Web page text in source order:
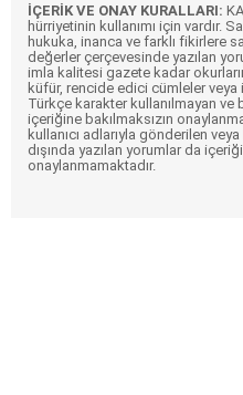
İÇERİK VE ONAY KURALLARI:
hürriyetinin kullanımı için vardır.
hukuka, inanca ve farklı fikirlere
değerler çerçevesinde yazılan
imla kalitesi gazete kadar
küfür, rencide edici cümleler veya
Türkçe karakter kullanılmayan ve
içeriğine bakılmaksızın
kullanıcı adlarıyla gönderilen veya
dışında yazılan yorumlar da
onaylanmamaktadır.